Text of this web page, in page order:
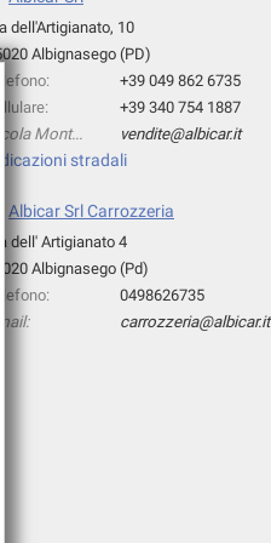
dell'Artigianato, 10
Albignasego (PD)
+39 049 862 6735
+39 340 754 1887
Nicola Montecchio:
vendite@albicar.it
stradali
Albicar Srl Carrozzeria
dell' Artigianato 4
Albignasego (Pd)
0498626735
carrozzeria@albicar.it